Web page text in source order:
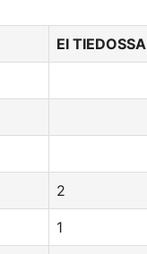
EI TIEDOSSA
2
1